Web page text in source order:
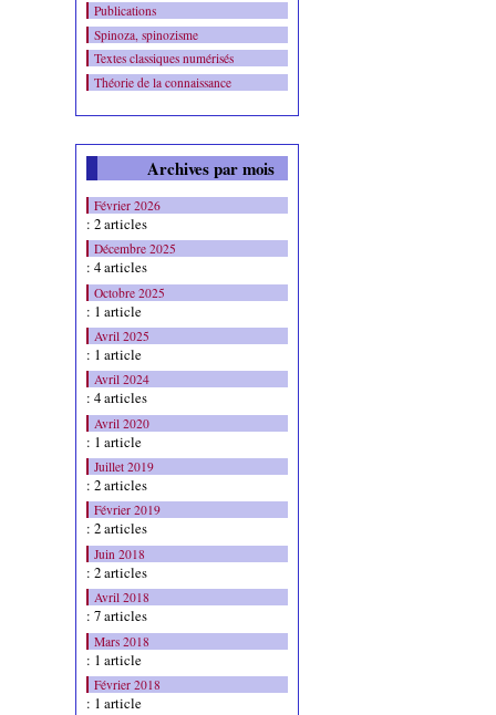
Publications
Spinoza, spinozisme
Textes classiques numérisés
Théorie de la connaissance
Archives par mois
Février 2026
: 2 articles
Décembre 2025
: 4 articles
Octobre 2025
: 1 article
Avril 2025
: 1 article
Avril 2024
: 4 articles
Avril 2020
: 1 article
Juillet 2019
: 2 articles
Février 2019
: 2 articles
Juin 2018
: 2 articles
Avril 2018
: 7 articles
Mars 2018
: 1 article
Février 2018
: 1 article